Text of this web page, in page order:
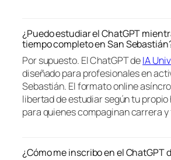
¿Puedo estudiar el ChatGPT
tiempo completo en San
Por supuesto. El ChatGPT deIA
diseñado para profesionales en
Sebastián. El formato online
libertad de estudiar según tu
para quienes compaginan carrera
¿Cómo me inscribo en el ChatGPT